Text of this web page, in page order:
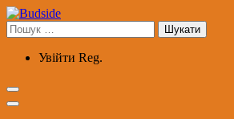
Перейти
до
вмісту
Пошук:
Увійти Reg.